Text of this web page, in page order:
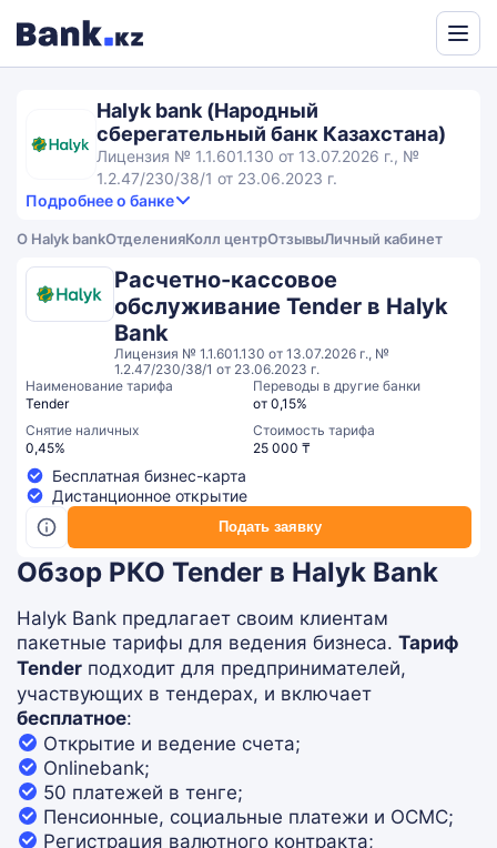
Halyk bank (Народный
сберегательный банк Казахстана)
Лицензия № 1.1.601.130 от 13.07.2026 г., №
1.2.47/230/38/1 от 23.06.2023 г.
Подробнее о банке
3.7
3,7
rating
4.3
Продукты и услуги
3.0
О Halyk bankОтделенияКолл центрОтзывыЛичный кабинет
Расчетно-кассовое
обслуживание Tender в Halyk
Bank
Лицензия № 1.1.601.130 от 13.07.2026 г., №
1.2.47/230/38/1 от 23.06.2023 г.
Наименование тарифа
Tender
Переводы в другие банки
от 0,15%
Снятие наличных
0,45%
Стоимость тарифа
25 000 ₸
Бесплатная бизнес-карта
Дистанционное открытие
Подать заявку
Обзор РКО Tender в Halyk Bank
Halyk Bank предлагает своим клиентам
пакетные тарифы для ведения бизнеса. Тариф
Tender подходит для предпринимателей,
участвующих в тендерах, и включает
бесплатное:
Открытие и ведение счета;
Onlinebank;
50 платежей в тенге;
Пенсионные, социальные платежи и ОСМС;
Регистрация валютного контракта;